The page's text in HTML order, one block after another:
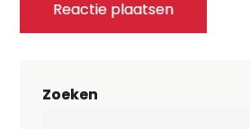
Zoeken